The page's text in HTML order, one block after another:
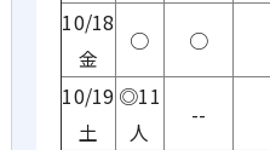
10/18
金
○ ○
10/19
土
◎11
人
--